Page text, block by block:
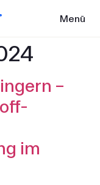
Menü
–
im